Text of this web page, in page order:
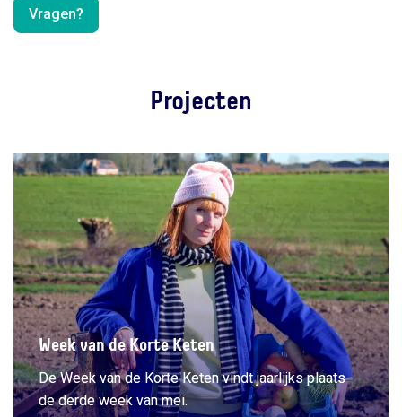
Vragen?
Projecten
Week van de Korte Keten
De Week van de Korte Keten vindt jaarlijks plaats
de derde week van mei.